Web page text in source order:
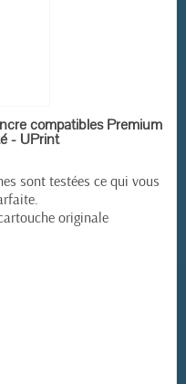
compatibles Premium
- UPrint
sont testées ce qui vous
originale